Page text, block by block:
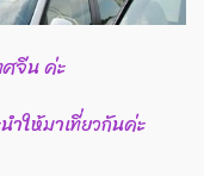
ศจีน ค่ะ
ให้มาเที่ยวกันค่ะ